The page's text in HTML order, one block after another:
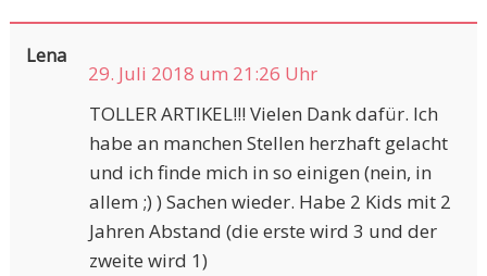
Lena
29. Juli 2018 um 21:26 Uhr
TOLLER ARTIKEL!!! Vielen Dank dafür. Ich
habe an manchen Stellen herzhaft gelacht
und ich finde mich in so einigen (nein, in
allem ;) ) Sachen wieder. Habe 2 Kids mit 2
Jahren Abstand (die erste wird 3 und der
zweite wird 1)